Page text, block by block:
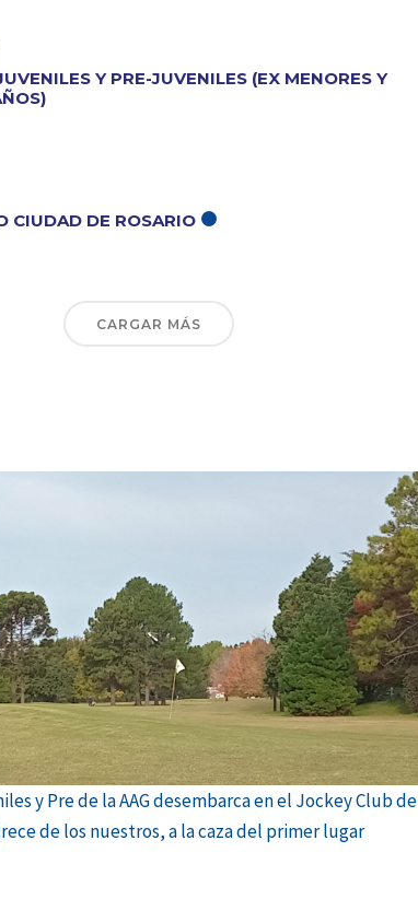
Y PRE-JUVENILES (EX MENORES Y
CIUDAD DE ROSARIO
CARGAR MÁS
y Pre de la AAG desembarca en el Jockey Club de
de los nuestros, a la caza del primer lugar